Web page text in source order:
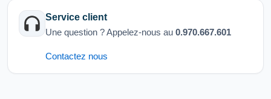
Service client
Une question ? Appelez-nous au 0.970.667.601
Contactez nous